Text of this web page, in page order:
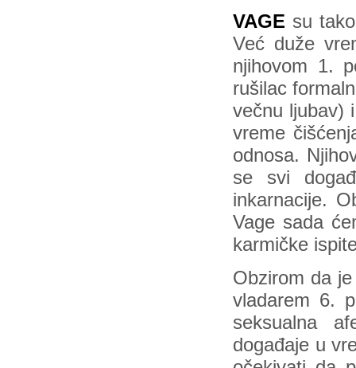
VAGE su
Već duže
njihovom 1.
rušilac
večnu ljubav)
vreme
odnosa.
se svi
inkarnacije.
Vage sada
karmičke
Obzirom da
vladarem 6.
seksualna
događaje u